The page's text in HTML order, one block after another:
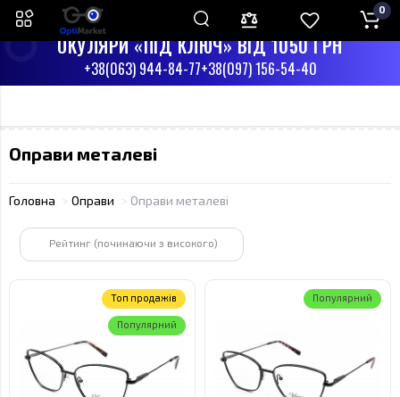
ПН-СБ З 9:00 ДО 17:00
НД - ВИХІДНИЙ
ОКУЛЯРИ «ПІД КЛЮЧ» ВІД 1050 ГРН
+38(063) 944-84-77+38(097) 156-54-40
0
Оправи металеві
Головна Оправи Оправи металеві
Рейтинг (починаючи з високого)
Toп продажів
Популярний
Популярний